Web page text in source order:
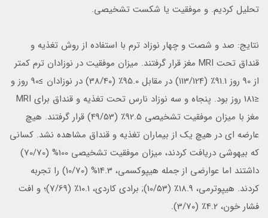
تحلیل کردیم. و موفقیت یا شکست تشخیصی.
نتایج: صد و شصت و چهار نوزاد ترم با استفاده از روش تغذیه و
قنداق تحت MRI مغز قرار گرفتند. میزان موفقیت در نوزادان ترم کمتر
از 90 روز 91.1٪ (113/124) در مقابل 95.0٪ (38/40) در نوزادان ≥90 روز و
≤181 روز بود. پنجاه و سه نوزاد نارس تحت تغذیه و قنداق برای MRI
مغز با میزان موفقیت تشخیصی 92.5٪ (49/53) قرار گرفتند. هیچ
عارضه ای در هیچ یک از بیماران تغذیه و قنداق مشاهده نشد. کسانی
که بیهوشی دریافت کردند، میزان موفقیت تشخیصی 100% (70/70)
داشتند اما عوارضی از جمله هیپوکسمی، 14.3% (10/70) را تجربه
کردند. هیپوترمی، 18.9٪ (10/53); برادی کاردی، 10.1٪ (7/69)؛ و افت
فشار خون، 4.2٪ (3/70).